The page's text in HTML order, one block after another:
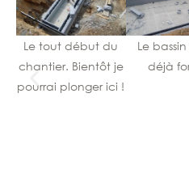
Le tout début du
chantier. Bientôt je
pourrai plonger ici !
Le
déjà